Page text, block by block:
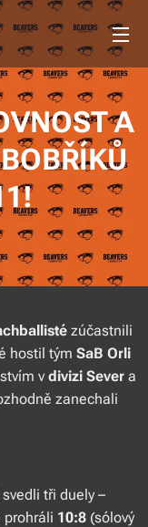
A
zúčastnili
hostil tým SaB Orli
v divizi Sever a
zanechali
tři duely –
prohráli 10:8 (sólový